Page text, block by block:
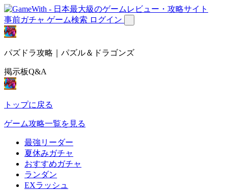
事前ガチャ ゲーム検索 ログイン
パズドラ攻略｜パズル＆ドラゴンズ
掲示板Q&A
トップに戻る
ゲーム攻略一覧を見る
最強リーダー
夏休みガチャ
おすすめガチャ
ランダン
EXラッシュ